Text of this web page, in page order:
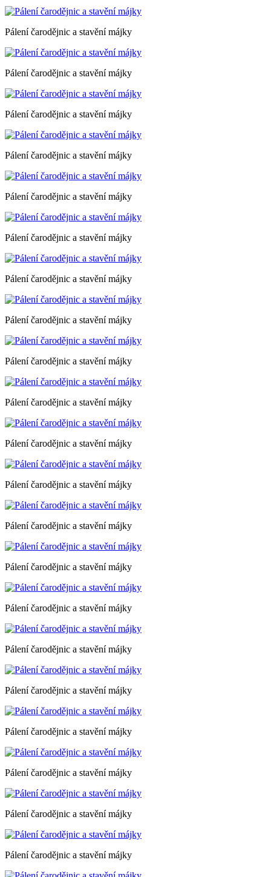
Pálení čarodějnic a stavění májky
Pálení čarodějnic a stavění májky
Pálení čarodějnic a stavění májky
Pálení čarodějnic a stavění májky
Pálení čarodějnic a stavění májky
Pálení čarodějnic a stavění májky
Pálení čarodějnic a stavění májky
Pálení čarodějnic a stavění májky
Pálení čarodějnic a stavění májky
Pálení čarodějnic a stavění májky
Pálení čarodějnic a stavění májky
Pálení čarodějnic a stavění májky
Pálení čarodějnic a stavění májky
Pálení čarodějnic a stavění májky
Pálení čarodějnic a stavění májky
Pálení čarodějnic a stavění májky
Pálení čarodějnic a stavění májky
Pálení čarodějnic a stavění májky
Pálení čarodějnic a stavění májky
Pálení čarodějnic a stavění májky
Pálení čarodějnic a stavění májky